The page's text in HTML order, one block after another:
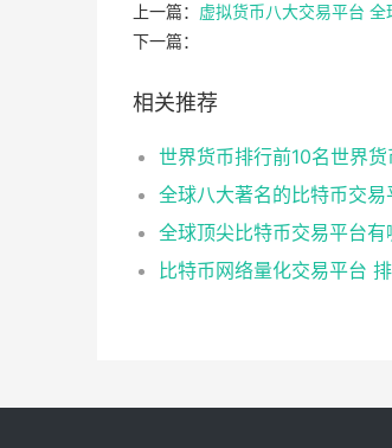
上一篇： 虚拟货币八大交易平台
下一篇：
相关推荐
世界货币排行前10名世界